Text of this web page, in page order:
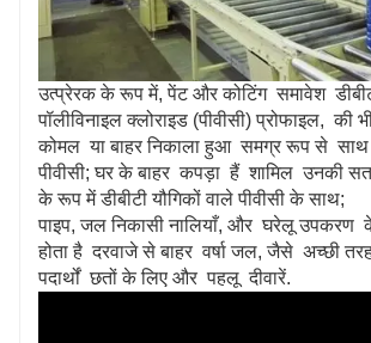
उत्प्रेरक के रूप में, पेंट और कोटिंग समावेश
पॉलीविनाइल क्लोराइड (पीवीसी) प्रोफाइल, की
कोमल या बाहर निकाला हुआ समग्र रूप से साथ
पीवीसी; घर के बाहर कपड़ा हैं शामिल उनकी
के रूप में डीबीटी यौगिकों वाले पीवीसी के साथ;
पाइप, जल निकासी नालियाँ, और घरेलू उपकरण
होता है दरवाजे से बाहर वर्षा जल, जैसे अच्छी
पदार्थों छतों के लिए और पहलू दीवारें.